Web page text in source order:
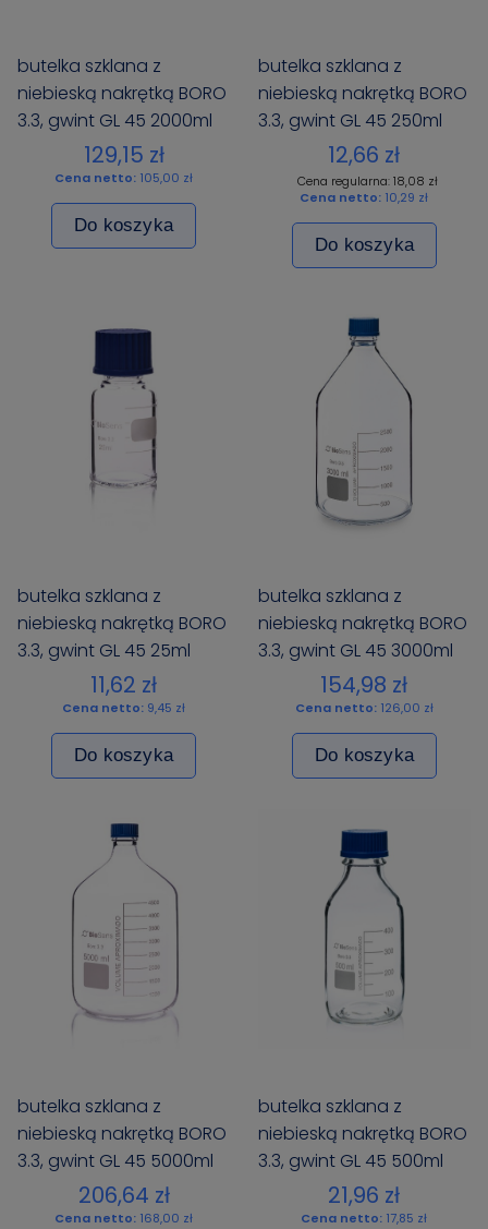
butelka szklana z
niebieską nakrętką BORO
3.3, gwint GL 45 2000ml
129,15 zł
Cena netto: 105,00 zł
Do koszyka
butelka szklana z
niebieską nakrętką BORO
3.3, gwint GL 45 250ml
12,66 zł
Cena regularna: 18,08 zł
Cena netto: 10,29 zł
Do koszyka
butelka szklana z
niebieską nakrętką BORO
3.3, gwint GL 45 25ml
11,62 zł
Cena netto: 9,45 zł
Do koszyka
butelka szklana z
niebieską nakrętką BORO
3.3, gwint GL 45 3000ml
BIOSENS154,98 zł
Cena netto: 126,00 zł
Do koszyka
butelka szklana z
niebieską nakrętką BORO
3.3, gwint GL 45 5000ml
BIOSENS206,64 zł
Cena netto: 168,00 zł
butelka szklana z
niebieską nakrętką BORO
3.3, gwint GL 45 500ml
21,96 zł
Cena netto: 17,85 zł